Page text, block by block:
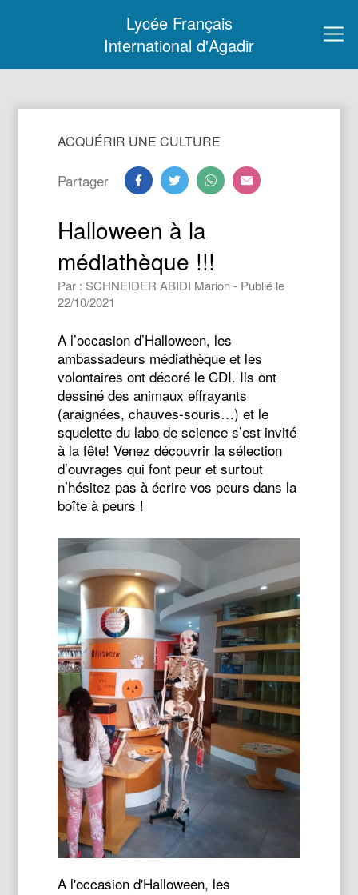
Lycée Français
International d'Agadir
ACQUÉRIR UNE CULTURE
Partager
Halloween à la
médiathèque !!!
Par : SCHNEIDER ABIDI Marion - Publié le
22/10/2021
A l’occasion d’Halloween, les
ambassadeurs médiathèque et les
volontaires ont décoré le CDI. Ils ont
dessiné des animaux effrayants
(araignées, chauves-souris…) et le
squelette du labo de science s’est invité
à la fête! Venez découvrir la sélection
d’ouvrages qui font peur et surtout
n’hésitez pas à écrire vos peurs dans la
boîte à peurs !
A l'occasion d'Halloween, les